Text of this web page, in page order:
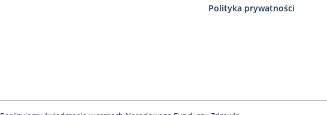
Polityka prywatności